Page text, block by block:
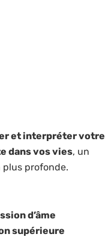
et interpréter votre
dans vos vies, un
plus profonde.
d’âme
supérieure